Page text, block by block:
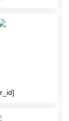
[user_idموتور شیب تردمیل مدل GP54